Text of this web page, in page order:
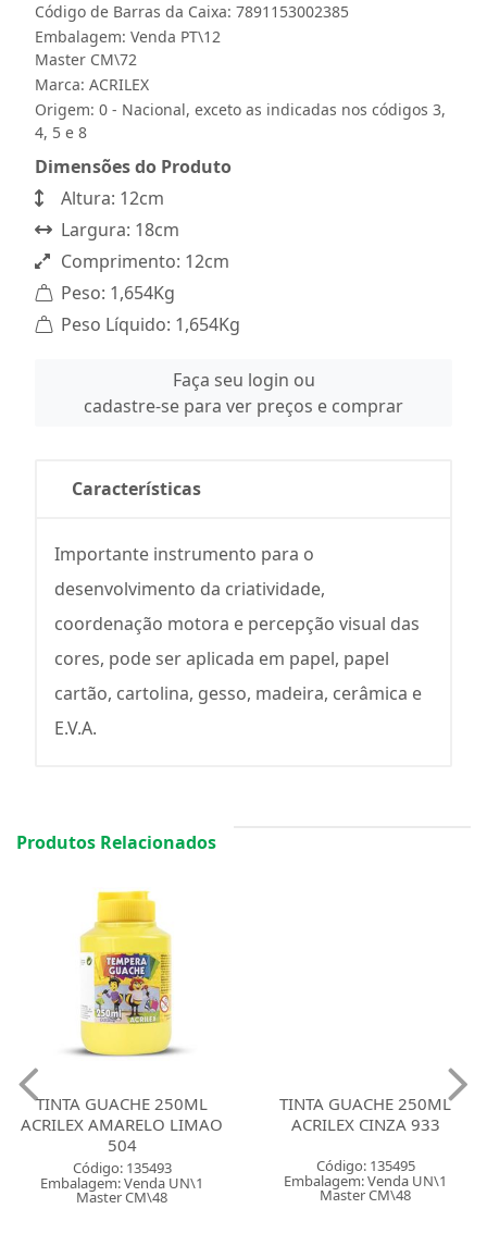
Código de Barras da Caixa: 7891153002385
Embalagem: Venda PT\12
Master CM\72
Marca: ACRILEX
Origem: 0 - Nacional, exceto as indicadas nos códigos 3,
4, 5 e 8
Dimensões do Produto
Altura: 12cm
Largura: 18cm
Comprimento: 12cm
Peso: 1,654Kg
Peso Líquido: 1,654Kg
Faça seu login ou
cadastre-se para ver preços e comprar
Características
Importante instrumento para o
desenvolvimento da criatividade,
coordenação motora e percepção visual das
cores, pode ser aplicada em papel, papel
cartão, cartolina, gesso, madeira, cerâmica e
E.V.A.
Produtos Relacionados
TINTA GUACHE 250ML
ACRILEX AMARELO LIMAO
504
Código: 135493
Embalagem: Venda UN\1
Master CM\48
TINTA GUACHE 250ML
ACRILEX CINZA 933
Código: 135495
Embalagem: Venda UN\1
Master CM\48